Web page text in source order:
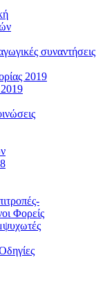
συναντήσεις
2019
Φορείς